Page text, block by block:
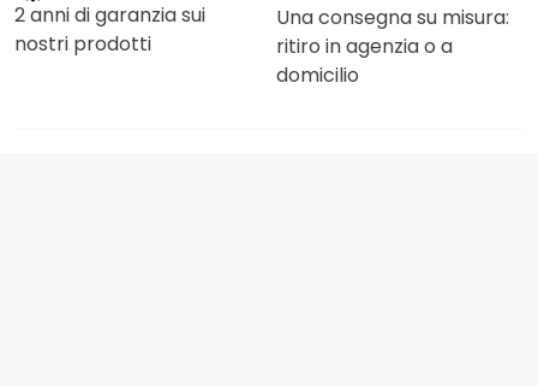
2 anni di garanzia sui
nostri prodotti
Una consegna su misura:
ritiro in agenzia o a
domicilio